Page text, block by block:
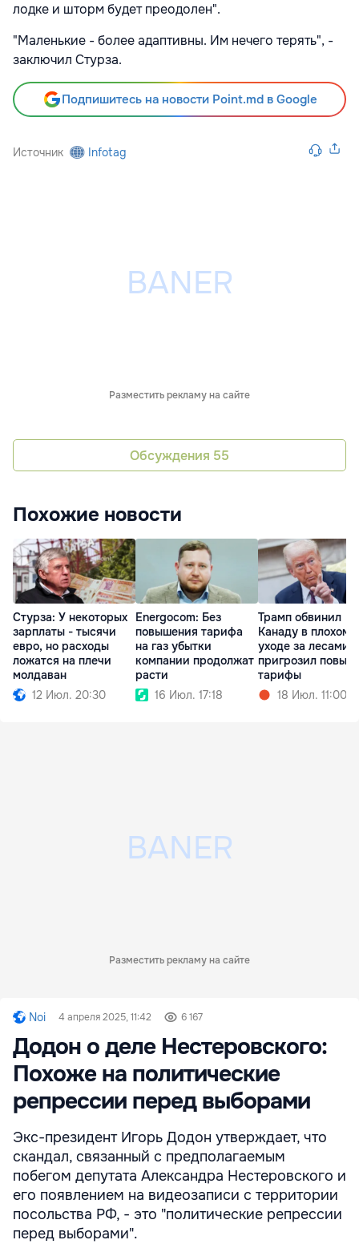
лодке и шторм будет преодолен".
"Маленькие - более адаптивны. Им нечего терять", -
заключил Стурза.
Подпишитесь на новости Point.md в Google
Источник Infotag
Разместить рекламу на сайте
Обсуждения 55
Похожие новости
Стурза: У некоторых
зарплаты - тысячи
евро, но расходы
ложатся на плечи
молдаван
12 Июл. 20:30
Energocom: Без
повышения тарифа
на газ убытки
компании продолжат
расти
16 Июл. 17:18
Трамп обвинил
Канаду в плохом
уходе за лесами и
пригрозил
тарифы
18 Июл. 11:00
Разместить рекламу на сайте
Noi 4 апреля 2025, 11:42 6 167
Додон о деле Нестеровского:
Похоже на политические
репрессии перед выборами
Экс-президент Игорь Додон утверждает, что
скандал, связанный с предполагаемым
побегом депутата Александра Нестеровского и
его появлением на видеозаписи с территории
посольства РФ, - это "политические репрессии
перед выборами".